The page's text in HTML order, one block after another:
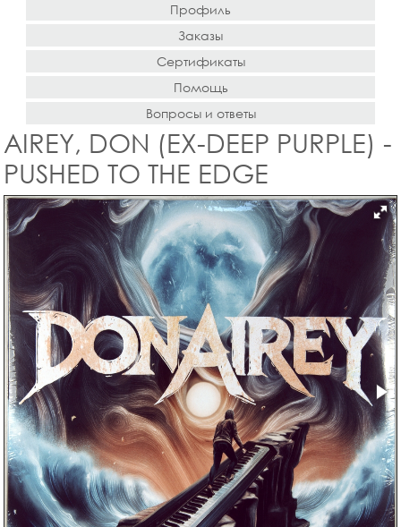
Профиль
Заказы
Сертификаты
Помощь
Вопросы и ответы
AIREY, DON (EX-DEEP PURPLE) -
PUSHED TO THE EDGE